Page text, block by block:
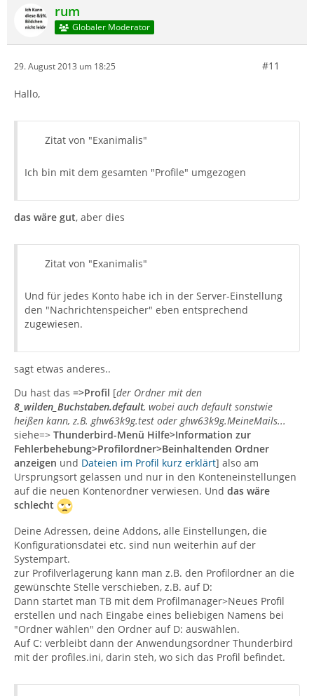
rum
Globaler Moderator
29. August 2013 um 18:25 #11
Hallo,
Zitat von "Exanimalis"
Ich bin mit dem gesamten "Profile" umgezogen
das wäre gut, aber dies
Zitat von "Exanimalis"
Und für jedes Konto habe ich in der Server-Einstellung
den "Nachrichtenspeicher" eben entsprechend
zugewiesen.
sagt etwas anderes..
Du hast das =>Profil [der Ordner mit den
8_wilden_Buchstaben.default, wobei auch default sonstwie
heißen kann, z.B. ghw63k9g.test oder ghw63k9g.MeineMails...
siehe=> Thunderbird-Menü Hilfe>Information zur
Fehlerbehebung>Profilordner>Beinhaltenden Ordner
anzeigen und Dateien im Profil kurz erklärt] also am
Ursprungsort gelassen und nur in den Konteneinstellungen
auf die neuen Kontenordner verwiesen. Und das wäre
schlecht
Deine Adressen, deine Addons, alle Einstellungen, die
Konfigurationsdatei etc. sind nun weiterhin auf der
Systempart.
zur Profilverlagerung kann man z.B. den Profilordner an die
gewünschte Stelle verschieben, z.B. auf D:
Dann startet man TB mit dem Profilmanager>Neues Profil
erstellen und nach Eingabe eines beliebigen Namens bei
"Ordner wählen" den Ordner auf D: auswählen.
Auf C: verbleibt dann der Anwendungsordner Thunderbird
mit der profiles.ini, darin steh, wo sich das Profil befindet.